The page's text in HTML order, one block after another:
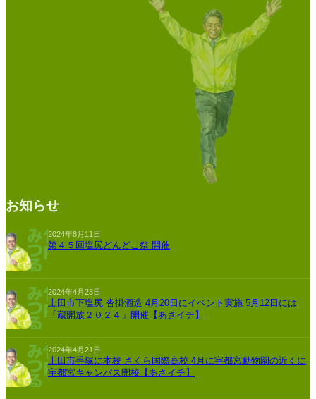
お知らせ
2024年8月11日
第４５回塩尻どんどこ祭 開催
2024年4月23日
上田市下塩尻 沓掛酒造 4月20日にイベント実施 5月12日には
「蔵開放２０２４」開催【あさイチ】
2024年4月21日
上田市手塚に本校 さくら国際高校 4月に宇都宮動物園の近くに
宇都宮キャンパス開校【あさイチ】